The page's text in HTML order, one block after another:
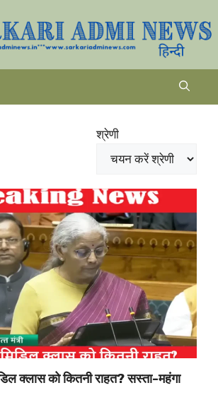
श्रेणी
क्लास को कितनी राहत? सस्ता-महंगा